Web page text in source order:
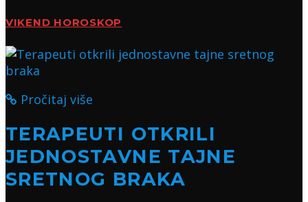
VIKEND HOROSKOP
Pročitaj više
TERAPEUTI OTKRILI
JEDNOSTAVNE TAJNE
SRETNOG BRAKA